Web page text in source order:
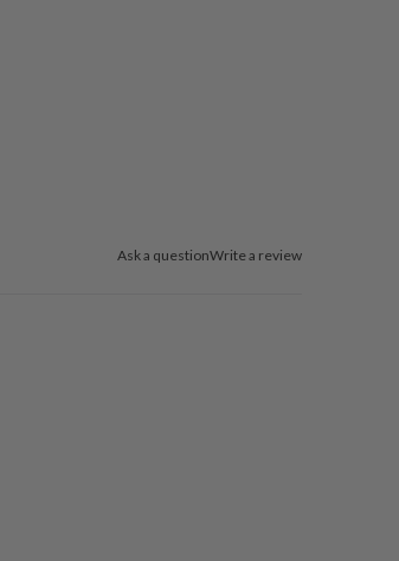
Ask a questionWrite a review